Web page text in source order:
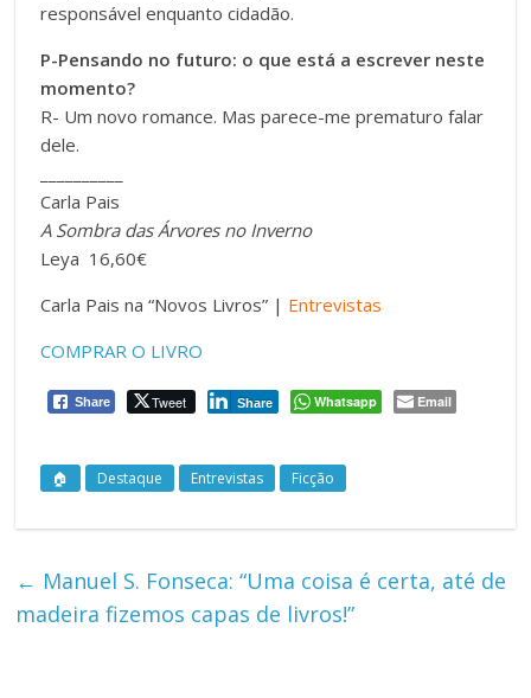
responsável enquanto cidadão.
P-Pensando no futuro: o que está a escrever neste
momento?
R- Um novo romance. Mas parece-me prematuro falar
dele.
Carla Pais
A Sombra das Árvores no Inverno
Leya 16,60€
Carla Pais na “Novos Livros” | Entrevistas
COMPRAR O LIVRO
Share Tweet Share Whatsapp Email
🏠 Destaque Entrevistas Ficção
← Manuel S. Fonseca: “Uma coisa é certa, até de
madeira fizemos capas de livros!”